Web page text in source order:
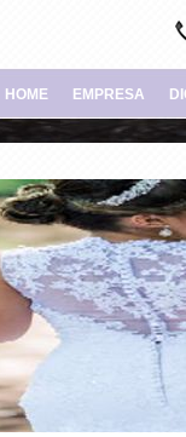
HOME EMPRESA